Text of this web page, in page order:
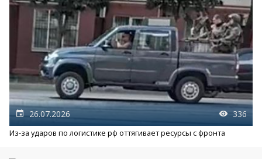
26.07.2026 336
Из-за ударов по логистике рф оттягивает ресурсы с фронта